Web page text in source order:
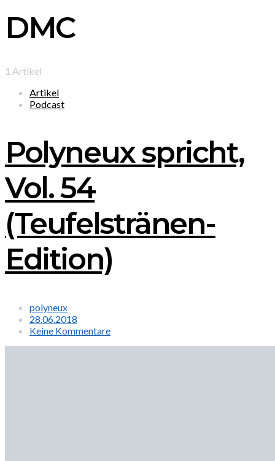
DMC
1 Artikel
Artikel
Podcast
Polyneux spricht,
Vol. 54
(Teufelstränen-
Edition)
polyneux
28.06.2018
Keine Kommentare